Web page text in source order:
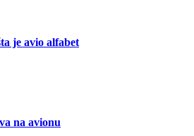
je avio alfabet
na avionu